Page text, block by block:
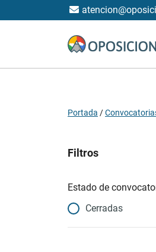
Portada /
Filtros
Estado de
Cerradas